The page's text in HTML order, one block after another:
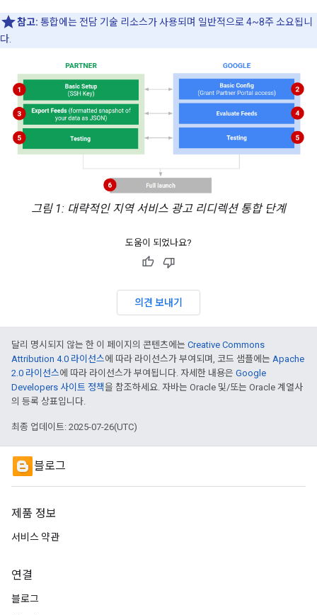
참고: 통합에는 전담 기술 리소스가 사용되며 일반적으로 4~8주 소요됩니
다.
그림 1: 대략적인 지역 서비스 광고 리디렉션 통합 단계
도움이 되었나요?
의견 보내기
달리 명시되지 않는 한 이 페이지의 콘텐츠에는 Creative Commons
Attribution 4.0 라이선스에 따라 라이선스가 부여되며, 코드 샘플에는 Apache
2.0 라이선스에 따라 라이선스가 부여됩니다. 자세한 내용은 Google
Developers 사이트 정책을 참조하세요. 자바는 Oracle 및/또는 Oracle 계열사
의 등록 상표입니다.
최종 업데이트: 2025-07-26(UTC)
블로그
제품 정보
서비스 약관
연결
블로그